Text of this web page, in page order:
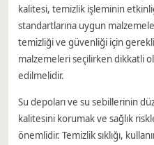
kalitesi, temizlik işleminin
standartlarına uygun
temizliği ve güvenliği için
malzemeleri seçilirken dikkatli
edilmelidir.
Su depoları ve su sebillerinin
kalitesini korumak ve sağlık
önemlidir. Temizlik sıklığı,